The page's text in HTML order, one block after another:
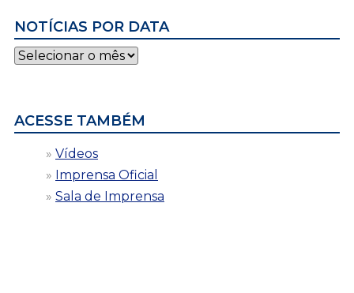
NOTÍCIAS POR DATA
Notícias
por
ACESSE TAMBÉM
Vídeos
Imprensa Oficial
Sala de Imprensa